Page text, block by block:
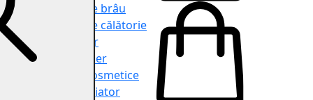
Genți de brâu
Genți de călătorie
Shopper
Organiser
Truse cosmetice
Seria Aviator